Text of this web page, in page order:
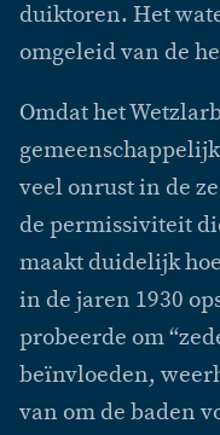
duiktoren. Het
omgeleid van de
Omdat het
veel onrust in de
de permissiviteit
maakt duidelijk
in de jaren 1930
probeerde om
beïnvloeden,
van om de baden